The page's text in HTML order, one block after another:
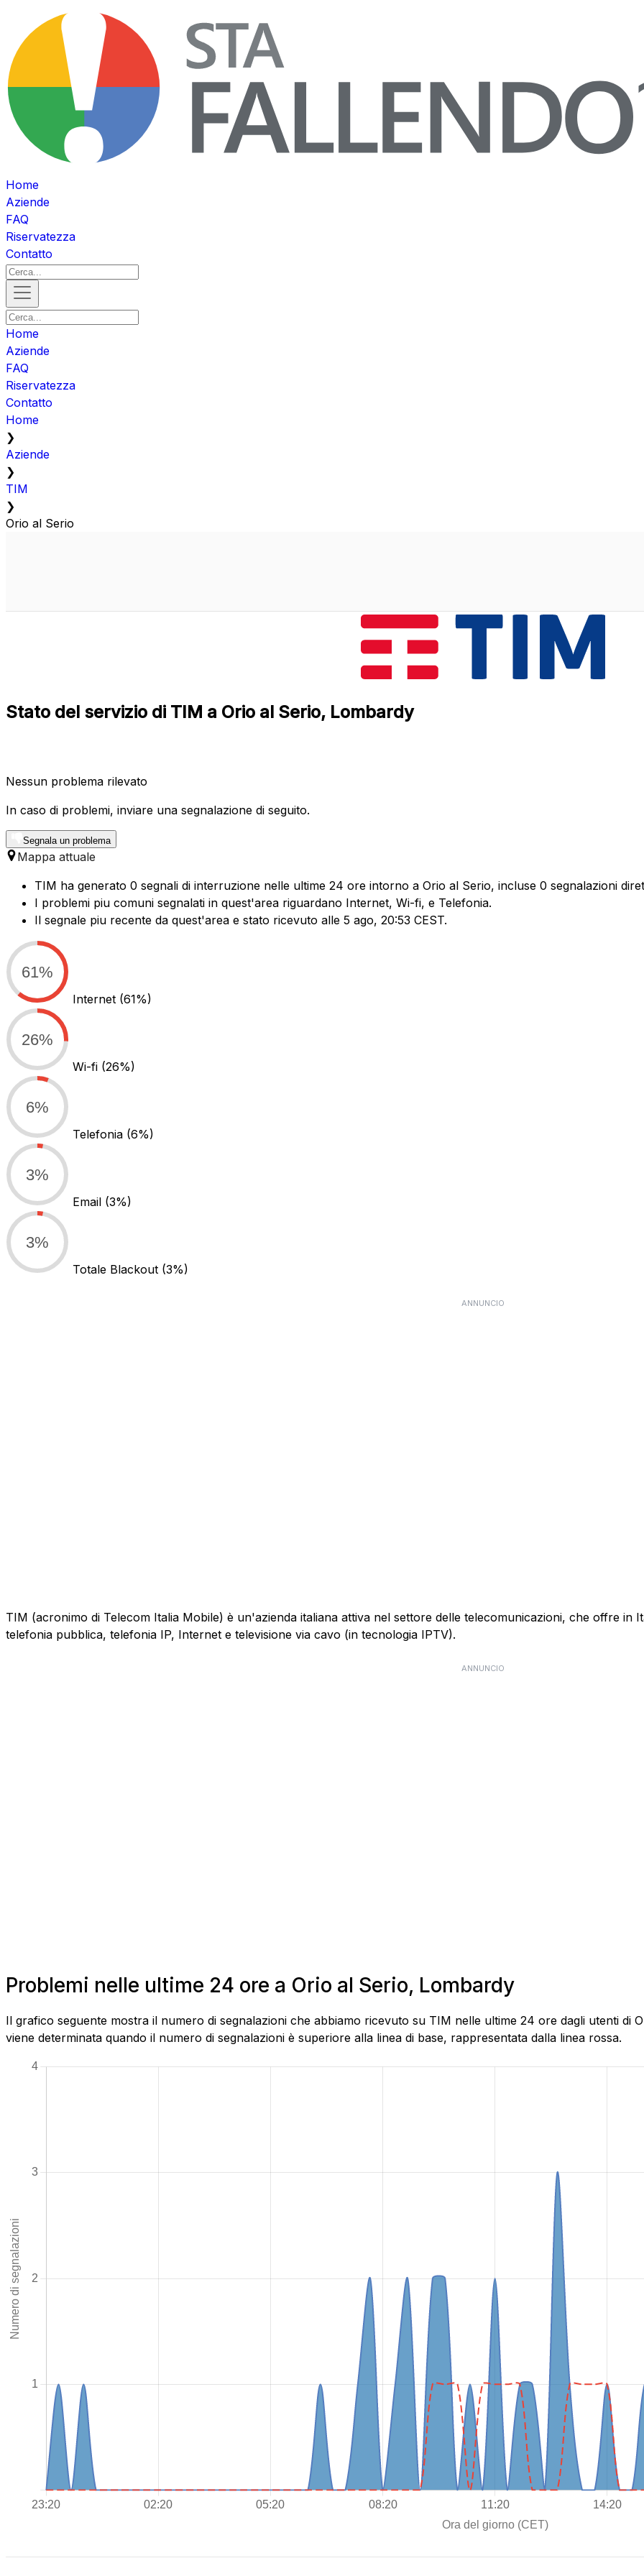
Home
Aziende
FAQ
Riservatezza
Contatto
Home
Aziende
FAQ
Riservatezza
Contatto
Home
❯
Aziende
❯
TIM
❯
Orio al Serio
Stato del servizio di TIM a Orio al Serio, Lombardy
Nessun problema rilevato
In caso di problemi, inviare una segnalazione di seguito.
Segnala un problema
Mappa attuale
TIM ha generato 0 segnali di interruzione nelle ultime 24 ore intorno a Orio al Serio, incluse 0 segnalazioni
I problemi piu comuni segnalati in quest'area riguardano Internet, Wi-fi, e Telefonia.
Il segnale piu recente da quest'area e stato ricevuto alle 5 ago, 20:53 CEST.
61%
Internet (61%)
26%
Wi-fi (26%)
6%
Telefonia (6%)
3%
Email (3%)
3%
Totale Blackout (3%)
ANNUNCIO
TIM (acronimo di Telecom Italia Mobile) è un'azienda italiana attiva nel settore delle telecomunicazioni, che offre in
telefonia pubblica, telefonia IP, Internet e televisione via cavo (in tecnologia IPTV).
ANNUNCIO
Problemi nelle ultime 24 ore a Orio al Serio, Lombardy
Il grafico seguente mostra il numero di segnalazioni che abbiamo ricevuto su TIM nelle ultime 24 ore dagli utenti di
viene determinata quando il numero di segnalazioni è superiore alla linea di base, rappresentata dalla linea rossa.